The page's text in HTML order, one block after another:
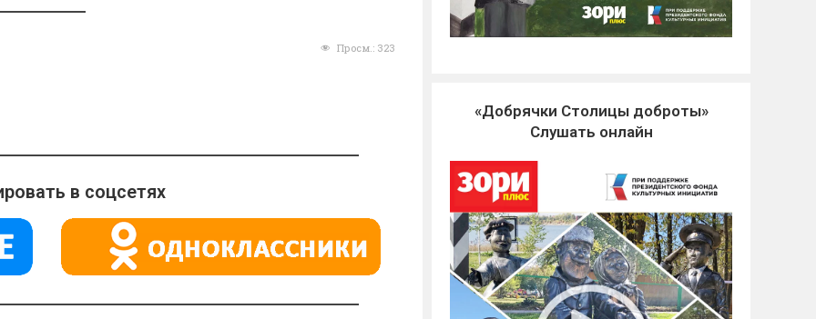
Просм.: 323
в соцсетях
«Добрячки Столицы доброты»
Слушать онлайн